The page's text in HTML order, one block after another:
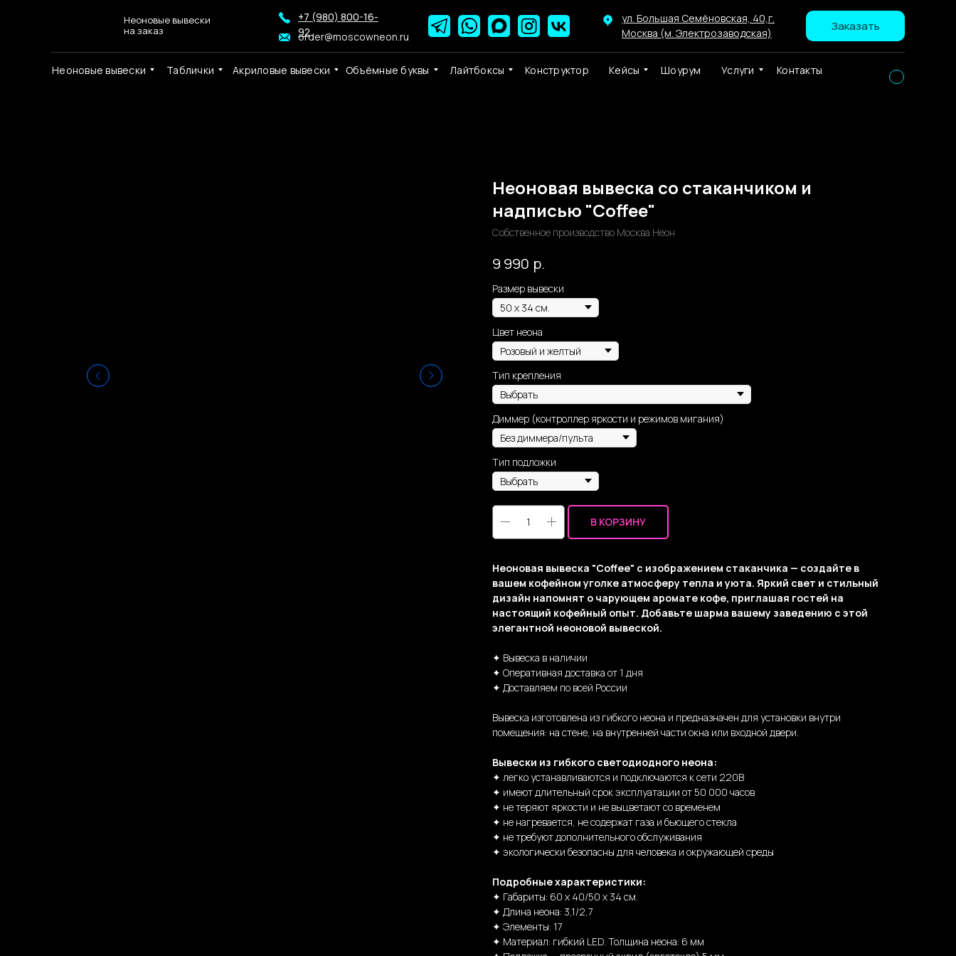
Таблички Акриловые вывески Лайтбоксы Конструктор Кейсы Услуги
Объёмные буквы
Заказать
ул. Большая Семёновская, 40,г.
Москва (м. Электрозаводская)
+7 (980) 800-16-
92
order@moscowneon.ru
Неоновые вывески
на заказ
Контакты
Неоновые вывески Шоурум
Неоновая вывеска со стаканчиком и
надписью "Coffee"
Собственное производство Москва Неон
9 990 р.
Размер вывески
Цвет неона
Тип крепления
Диммер (контроллер яркости и режимов мигания)
Тип подложки
В КОРЗИНУ
Неоновая вывеска "Coffee" с изображением стаканчика — создайте в
вашем кофейном уголке атмосферу тепла и уюта. Яркий свет и стильный
дизайн напомнят о чарующем аромате кофе, приглашая гостей на
настоящий кофейный опыт. Добавьте шарма вашему заведению с этой
элегантной неоновой вывеской.
✦ Вывеска в наличии
✦ Оперативная доставка от 1 дня
✦ Доставляем по всей России
Вывеска изготовлена из гибкого неона и предназначен для установки внутри
помещения: на стене, на внутренней части окна или входной двери.
Вывески из гибкого светодиодного неона:
✦ легко устанавливаются и подключаются к сети 220В
✦ имеют длительный срок эксплуатации от 50 000 часов
✦ не теряют яркости и не выцветают со временем
✦ не нагревается, не содержат газа и бьющего стекла
✦ не требуют дополнительного обслуживания
✦ экологически безопасны для человека и окружающей среды
Подробные характеристики:
✦ Габариты: 60 х 40/50 х 34 см.
✦ Длина неона: 3,1/2,7
✦ Элементы: 17
✦ Материал: гибкий LED. Толщина неона: 6 мм